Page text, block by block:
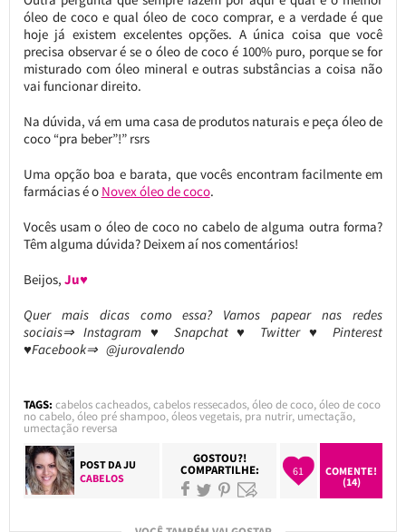
óleo de coco e qual óleo de coco comprar, e a verdade é que
hoje já existem excelentes opções. A única coisa que você
precisa observar é se o óleo de coco é 100% puro, porque se for
misturado com óleo mineral e outras substâncias a coisa não
vai funcionar direito.
Na dúvida, vá em uma casa de produtos naturais e peça óleo de
coco “pra beber”!” rsrs
Uma opção boa e barata, que vocês encontram facilmente em
farmácias é o Novex óleo de coco.
Vocês usam o óleo de coco no cabelo de alguma outra forma?
Têm alguma dúvida? Deixem aí nos comentários!
Beijos, Ju♥
Quer mais dicas como essa? Vamos papear nas redes
sociais⇒ Instagram ♥ Snapchat ♥ Twitter ♥ Pinterest
♥Facebook⇒ @jurovalendo
TAGS: cabelos cacheados,cabelos ressecados,óleo de coco,óleo de coco
no cabelo,óleo pré shampoo,óleos vegetais, pra nutrir, umectação,
umectação reversa
POST DAJU
CABELOS
GOSTOU?!
COMPARTILHE: 61
COMENTE!
(14)